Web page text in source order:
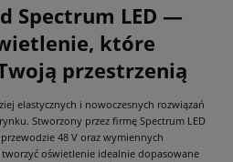
Spectrum LED —
które
przestrzenią
elastycznych i nowoczesnych rozwiązań
Stworzony przez firmę Spectrum LED
48 V oraz wymiennych
oświetlenie idealnie dopasowane